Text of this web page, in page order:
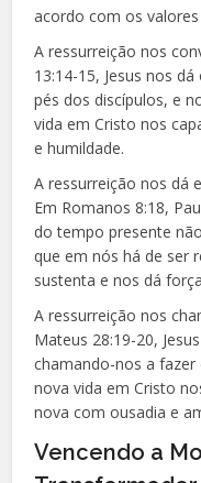
acordo com os
A ressurreição nos
13:14-15, Jesus nos
pés dos discípulos, e
vida em Cristo nos
e humildade.
A ressurreição nos dá
Em Romanos 8:18,
do tempo presente
que em nós há de ser
sustenta e nos dá
A ressurreição nos
Mateus 28:19-20,
chamando-nos a fazer
nova vida em Cristo
nova com ousadia e
Vencendo a